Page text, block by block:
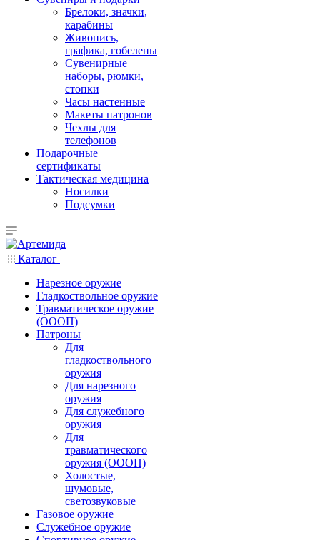
Брелоки, значки,
карабины
Живопись,
графика, гобелены
Сувенирные
наборы, рюмки,
стопки
Часы настенные
Макеты патронов
Чехлы для
телефонов
Подарочные
сертификаты
Тактическая медицина
Носилки
Подсумки
Каталог
Нарезное оружие
Гладкоствольное оружие
Травматическое оружие
(ОООП)
Патроны
Для
гладкоствольного
оружия
Для нарезного
оружия
Для служебного
оружия
Для
травматического
оружия (ОООП)
Холостые,
шумовые,
светозвуковые
Газовое оружие
Служебное оружие